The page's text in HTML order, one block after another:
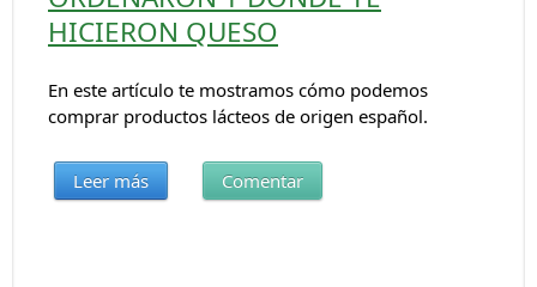
HICIERON QUESO
En este artículo te mostramos cómo podemos
comprar productos lácteos de origen español.
Leer más Comentar